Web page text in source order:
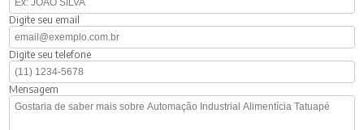
Digite seu email
Digite seu telefone
Mensagem